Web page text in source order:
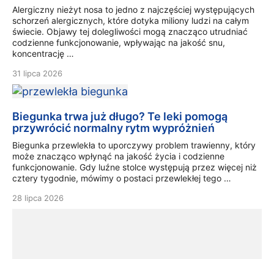
Alergiczny nieżyt nosa to jedno z najczęściej występujących
schorzeń alergicznych, które dotyka miliony ludzi na całym
świecie. Objawy tej dolegliwości mogą znacząco utrudniać
codzienne funkcjonowanie, wpływając na jakość snu,
koncentrację …
31 lipca 2026
Biegunka trwa już długo? Te leki pomogą
przywrócić normalny rytm wypróżnień
Biegunka przewlekła to uporczywy problem trawienny, który
może znacząco wpłynąć na jakość życia i codzienne
funkcjonowanie. Gdy luźne stolce występują przez więcej niż
cztery tygodnie, mówimy o postaci przewlekłej tego …
28 lipca 2026